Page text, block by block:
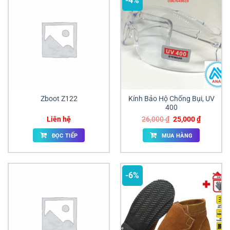
Zboot Z122
Liên hệ
ĐỌC TIẾP
Kính Bảo Hộ Chống Bụi, UV
400
26,000₫ Giá
gốc
là:
26,000 ₫.
25,000₫Giá
hiện
MUA HÀNG
-6%